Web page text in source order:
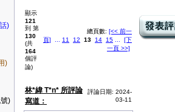
)
)
)
顯示
121
到 第
130
(共
164
個評
論)
總頁數: [<< 前一
頁]
11 12 13 14 15
[下
一頁 >>]
林*緯 T*n* 所評論
寫道：
評論日期: 2024-
03-11